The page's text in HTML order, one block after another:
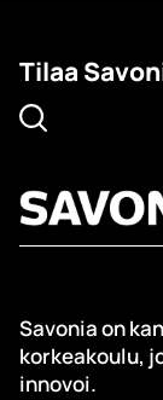
Tilaa
Savonia on
korkeakoulu,
innovoi.